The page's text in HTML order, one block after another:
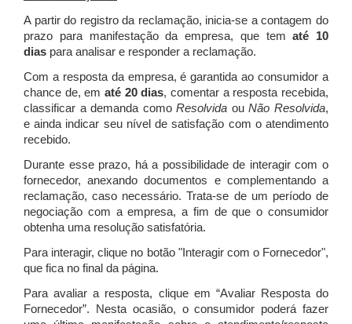
A partir do registro da reclamação, inicia-se a contagem do
prazo para manifestação da empresa, que tematé 10
dias para analisar e responder a reclamação.
Com a resposta da empresa, é garantida ao consumidor a
chance de, em até 20 dias, comentar a resposta recebida,
classificar a demanda comoResolvida ouNão Resolvida,
e ainda indicar seu nível de satisfação com o atendimento
recebido.
Durante esse prazo, há a possibilidade de interagir com o
fornecedor, anexando documentos e complementando a
reclamação, caso necessário.Trata-se de um período de
negociação com a empresa, a fim de que o consumidor
obtenha uma resolução satisfatória.
Para interagir, clique no botão "Interagir com o Fornecedor",
que fica no final da página.
Para avaliar a resposta, clique em “Avaliar Resposta do
Fornecedor”. Nesta ocasião, o consumidor poderá fazer